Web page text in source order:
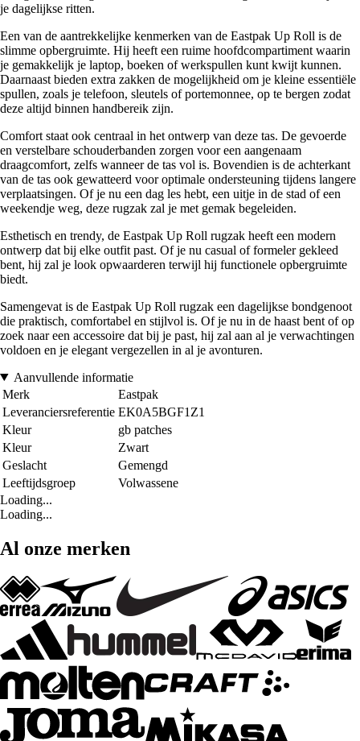
je dagelijkse ritten.
Een van de aantrekkelijke kenmerken van de Eastpak Up Roll is de
slimme opbergruimte. Hij heeft een ruime hoofdcompartiment waarin
je gemakkelijk je laptop, boeken of werkspullen kunt kwijt kunnen.
Daarnaast bieden extra zakken de mogelijkheid om je kleine essentiële
spullen, zoals je telefoon, sleutels of portemonnee, op te bergen zodat
deze altijd binnen handbereik zijn.
Comfort staat ook centraal in het ontwerp van deze tas. De gevoerde
en verstelbare schouderbanden zorgen voor een aangenaam
draagcomfort, zelfs wanneer de tas vol is. Bovendien is de achterkant
van de tas ook gewatteerd voor optimale ondersteuning tijdens langere
verplaatsingen. Of je nu een dag les hebt, een uitje in de stad of een
weekendje weg, deze rugzak zal je met gemak begeleiden.
Esthetisch en trendy, de Eastpak Up Roll rugzak heeft een modern
ontwerp dat bij elke outfit past. Of je nu casual of formeler gekleed
bent, hij zal je look opwaarderen terwijl hij functionele opbergruimte
biedt.
Samengevat is de Eastpak Up Roll rugzak een dagelijkse bondgenoot
die praktisch, comfortabel en stijlvol is. Of je nu in de haast bent of op
zoek naar een accessoire dat bij je past, hij zal aan al je verwachtingen
voldoen en je elegant vergezellen in al je avonturen.
Aanvullende informatie
Merk
Eastpak
Leveranciersreferentie EK0A5BGF1Z1
Kleur
gb patches
Kleur
Zwart
Geslacht
Gemengd
Leeftijdsgroep
Volwassene
Loading...
Loading...
Al onze merken